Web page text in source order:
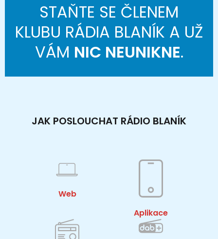
STAŇTE SE ČLENEM
KLUBU RÁDIA BLANÍK A UŽ
VÁM NIC NEUNIKNE.
JAK POSLOUCHAT RÁDIO BLANÍK
Web
Aplikace